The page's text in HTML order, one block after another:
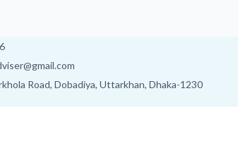
Road, Dobadiya, Uttarkhan, Dhaka-1230